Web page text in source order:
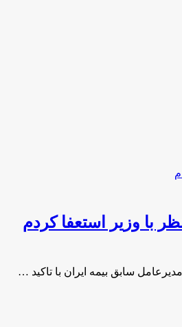
با وزیر استعفا کردم
سابق بیمه ایران با تاکید …